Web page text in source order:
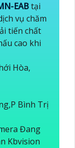
EABtại
vụ chăm
tiến chất
cao khi
Hòa,
Bình Trị
Đang
Kbvision